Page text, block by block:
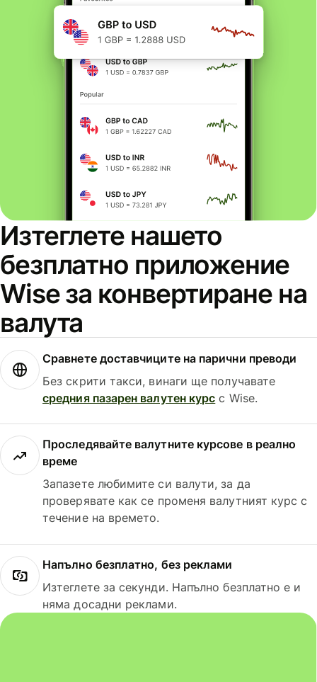
Изтеглете нашето
безплатно приложение
Wise за конвертиране на
валута
Сравнете доставчиците на парични преводи
Без скрити такси, винаги ще получавате
средния пазарен валутен курс с Wise.
Проследявайте валутните курсове в реално
време
Запазете любимите си валути, за да
проверявате как се променя валутният курс с
течение на времето.
Напълно безплатно, без реклами
Изтеглете за секунди. Напълно безплатно е и
няма досадни реклами.